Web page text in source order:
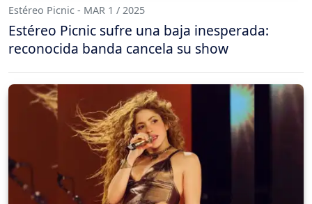
Estéreo Picnic - MAR 1 / 2025
Estéreo Picnic sufre una baja inesperada:
reconocida banda cancela su show